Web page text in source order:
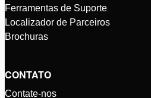
Ferramentas de Suporte
Localizador de Parceiros
Brochuras
CONTATO
Contate-nos